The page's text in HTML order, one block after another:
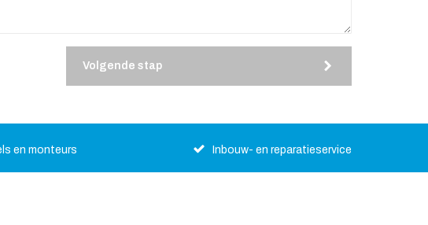
Volgende stap
en monteurs Inbouw- en reparatieservice